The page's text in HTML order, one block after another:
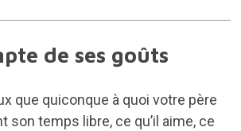
de ses goûts
que quiconque à quoi votre père
son temps libre, ce qu’il aime, ce